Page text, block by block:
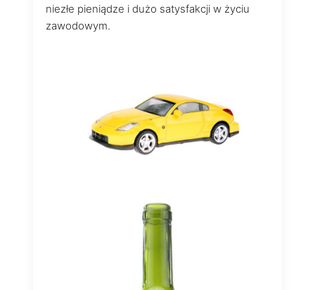
niezłe pieniądze i dużo satysfakcji w życiu
zawodowym.